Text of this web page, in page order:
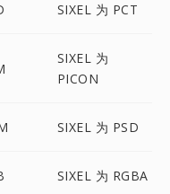
SIXEL 为 PCT
SIXEL 为
PICON
SIXEL 为 PSD
SIXEL 为 RGBA